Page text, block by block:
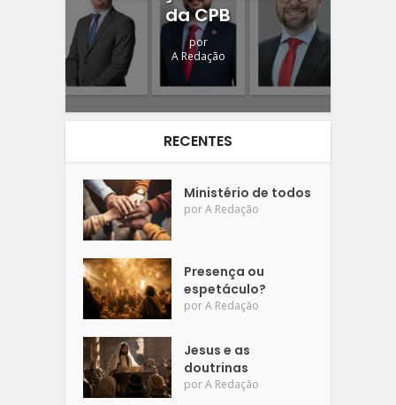
da CPB
por
A Redação
RECENTES
Ministério de todos
porA Redação
Presença ou
espetáculo?
porA Redação
Jesus e as
doutrinas
porA Redação